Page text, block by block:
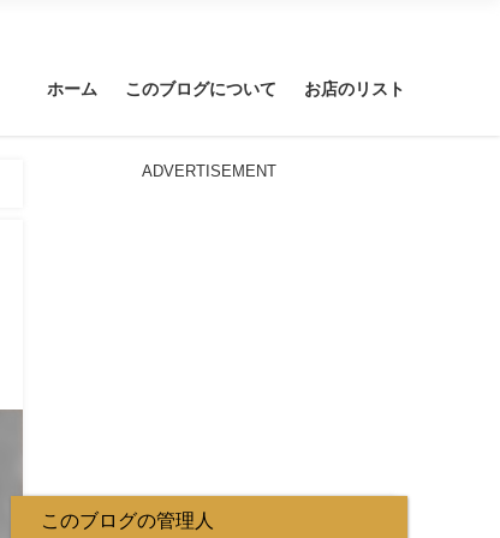
ホーム このブログについて お店のリスト
ADVERTISEMENT
このブログの管理人